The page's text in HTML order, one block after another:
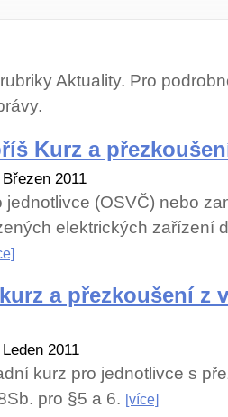
Aktuality. Pro
Kurz a
2011
jednotlivce (OSVČ) nebo
elektrických zařízení
a přezkoušení z
2011
kurz pro jednotlivce s
pro §5 a 6. [více]